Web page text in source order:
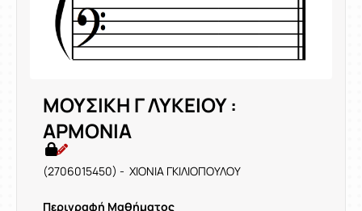
ΜΟΥΣΙΚΗ Γ ΛΥΚΕΙΟΥ :
ΑΡΜΟΝΙΑ
(2706015450) - ΧΙΟΝΙΑ ΓΚΙΛΙΟΠΟΥΛΟΥ
Περιγραφή Μαθήματος